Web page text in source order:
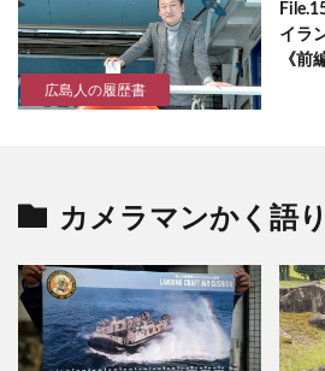
広島人の履歴書
イラ
《前
カメラマンかく語